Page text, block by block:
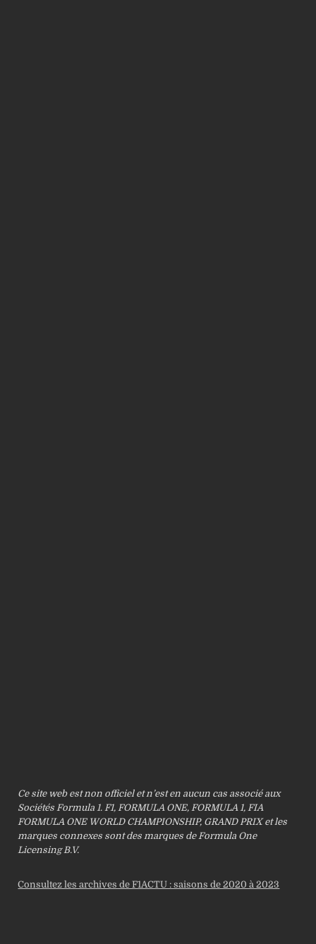
Ce site web est non officiel et n’est en aucun cas associé aux
Sociétés Formula 1. F1, FORMULA ONE, FORMULA 1, FIA
FORMULA ONE WORLD CHAMPIONSHIP, GRAND PRIX et les
marques connexes sont des marques de Formula One
Licensing B.V.
Consultez les archives de F1ACTU : saisons de 2020 à 2023